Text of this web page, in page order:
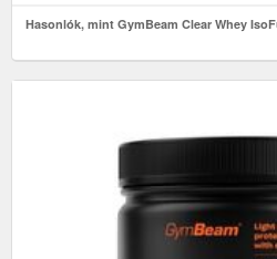
Hasonlók, mint GymBeam Clear Whey